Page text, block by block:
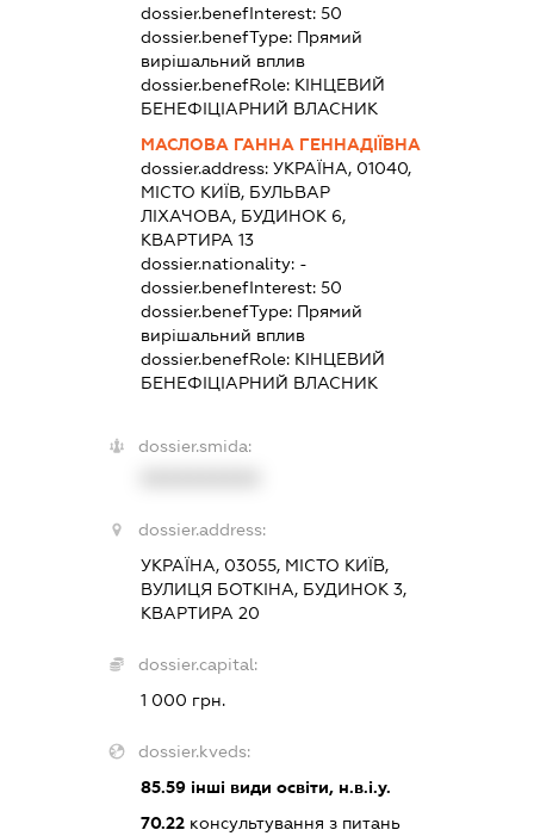
dossier.benefInterest: 50
dossier.benefType: Прямий
вирішальний вплив
dossier.benefRole: КІНЦЕВИЙ
БЕНЕФІЦІАРНИЙ ВЛАСНИК
МАСЛОВА ГАННА ГЕННАДІЇВНА
dossier.address: УКРАЇНА, 01040,
МІСТО КИЇВ, БУЛЬВАР
ЛІХАЧОВА, БУДИНОК 6,
КВАРТИРА 13
dossier.nationality: -
dossier.benefInterest: 50
dossier.benefType: Прямий
вирішальний вплив
dossier.benefRole: КІНЦЕВИЙ
БЕНЕФІЦІАРНИЙ ВЛАСНИК
dossier.smida:
dossier.address:
УКРАЇНА, 03055, МІСТО КИЇВ,
ВУЛИЦЯ БОТКІНА, БУДИНОК 3,
КВАРТИРА 20
dossier.capital:
1 000 грн.
dossier.kveds:
85.59інші види освіти, н.в.і.у.
70.22консультування з питань